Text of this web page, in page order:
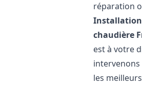
réparation
chaudière
est à votre
les